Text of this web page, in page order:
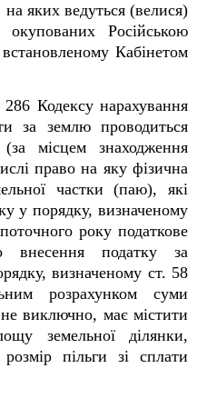
на яких ведуться (велися)
Російською
Кабінетом
Кодексу нарахування
за землю проводиться
місцем знаходження
право на яку фізична
частки (паю), які
у порядку, визначеному
року податкове
внесення податку за
визначеному ст. 58
розрахунком суми
виключно, має містити
земельної ділянки,
пільги зі сплати